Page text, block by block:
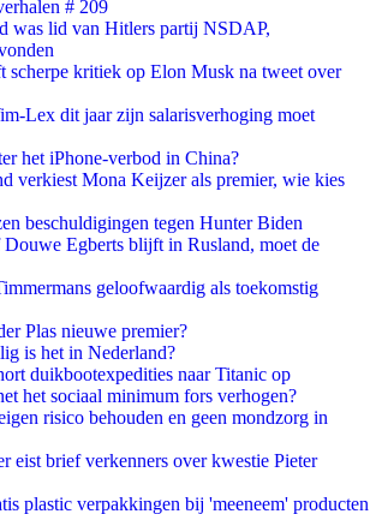
# 209
was lid van Hitlers partij NSDAP,
scherpe kritiek op Elon Musk na tweet over
Lex dit jaar zijn salarisverhoging moet
het iPhone-verbod in China?
verkiest Mona Keijzer als premier, wie kies
beschuldigingen tegen Hunter Biden
Egberts blijft in Rusland, moet de
geloofwaardig als toekomstig
Plas nieuwe premier?
is het in Nederland?
duikbootexpedities naar Titanic op
het sociaal minimum fors verhogen?
risico behouden en geen mondzorg in
eist brief verkenners over kwestie Pieter
plastic verpakkingen bij 'meeneem' producten